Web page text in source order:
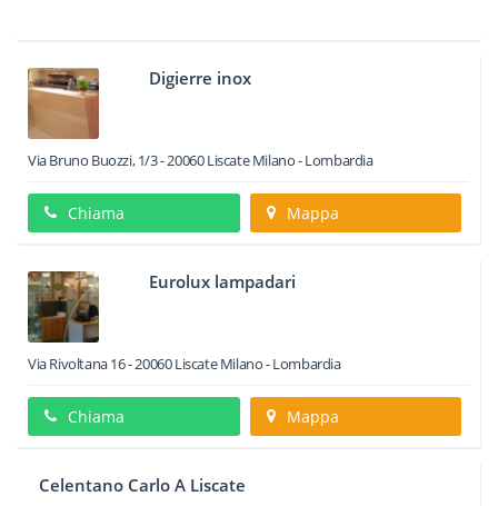
Digierre inox
Via Bruno Buozzi, 1/3-20060LiscateMilano -Lombardia
Chiama Mappa
Eurolux lampadari
Via Rivoltana 16-20060LiscateMilano -Lombardia
Chiama Mappa
Celentano Carlo A Liscate